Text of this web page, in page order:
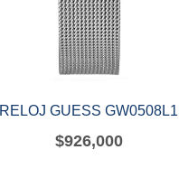
RELOJ GUESS GW0508L1
$926,000